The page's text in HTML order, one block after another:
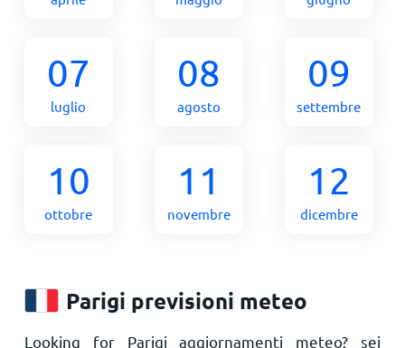
07
luglio
08
agosto
09
settembre
10
ottobre
11
novembre
12
dicembre
Parigi previsioni meteo
Looking for Parigi aggiornamenti meteo? sei